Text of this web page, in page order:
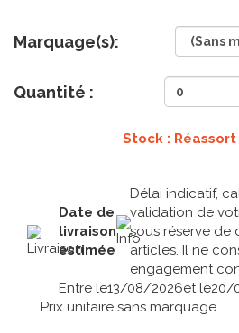
Marquage(s):
Quantité :
Stock : Réassort
Date de
livraison
estimée
Délai indicatif,
validation de
sous réserve de
articles. Il ne
engagement
Entre le13/08/2026et le20/
Prix unitaire sans marquage